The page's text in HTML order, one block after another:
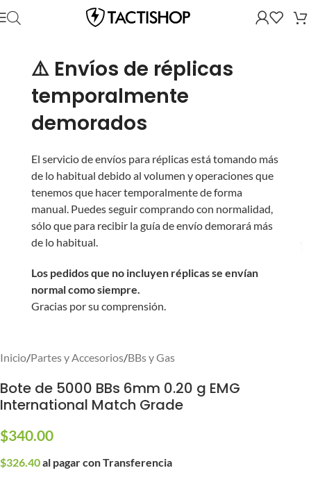
⚠️ Envíos de réplicas
temporalmente
demorados
El servicio de envíos para réplicas está tomando más
de lo habitual debido al volumen y operaciones que
tenemos que hacer temporalmente de forma
manual. Puedes seguir comprando con normalidad,
sólo que para recibir la guía de envío demorará más
de lo habitual.
Los pedidos que no incluyen réplicas se envían
normal como siempre.
Gracias por su comprensión.
Inicio/Partes y Accesorios/BBs y Gas
Bote de 5000 BBs 6mm 0.20 g EMG
International Match Grade
$340.00
$326.40al pagar con Transferencia